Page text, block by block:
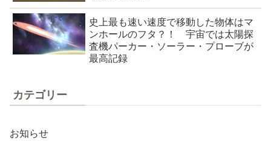
史上最も速い速度で移動した物体はマ
ンホールのフタ？！ 宇宙では太陽探
査機パーカー・ソーラー・プローブが
最高記録
カテゴリー
お知らせ